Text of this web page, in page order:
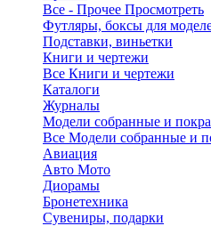
Все - Прочее Просмотреть
Футляры, боксы для
Подставки, виньетки
Книги и чертежи
Все Книги и чертежи
Каталоги
Журналы
Модели собранные и
Все Модели собранные и
Авиация
Авто Мото
Диорамы
Бронетехника
Сувениры, подарки